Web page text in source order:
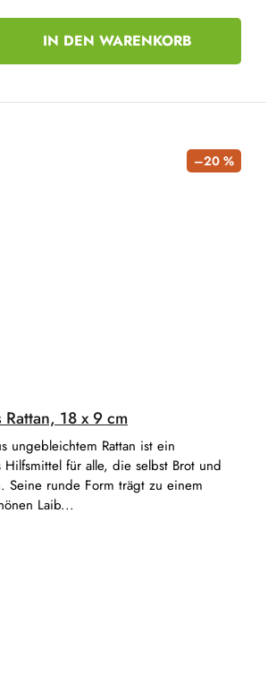
IN DEN WARENKORB
–20 %
18 x 9 cm
ungebleichtem Rattan ist ein
Hilfsmittel für alle, die selbst Brot und
Seine runde Form trägt zu einem
Laib...